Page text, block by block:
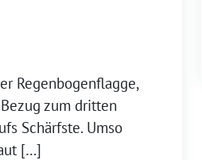
Regenbogenflagge,
zum dritten
Schärfste. Umso
[…]